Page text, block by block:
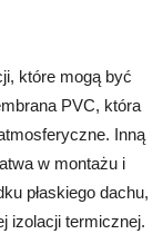
które mogą być
PVC, która
Inną
w montażu i
płaskiego dachu,
izolacji termicznej.